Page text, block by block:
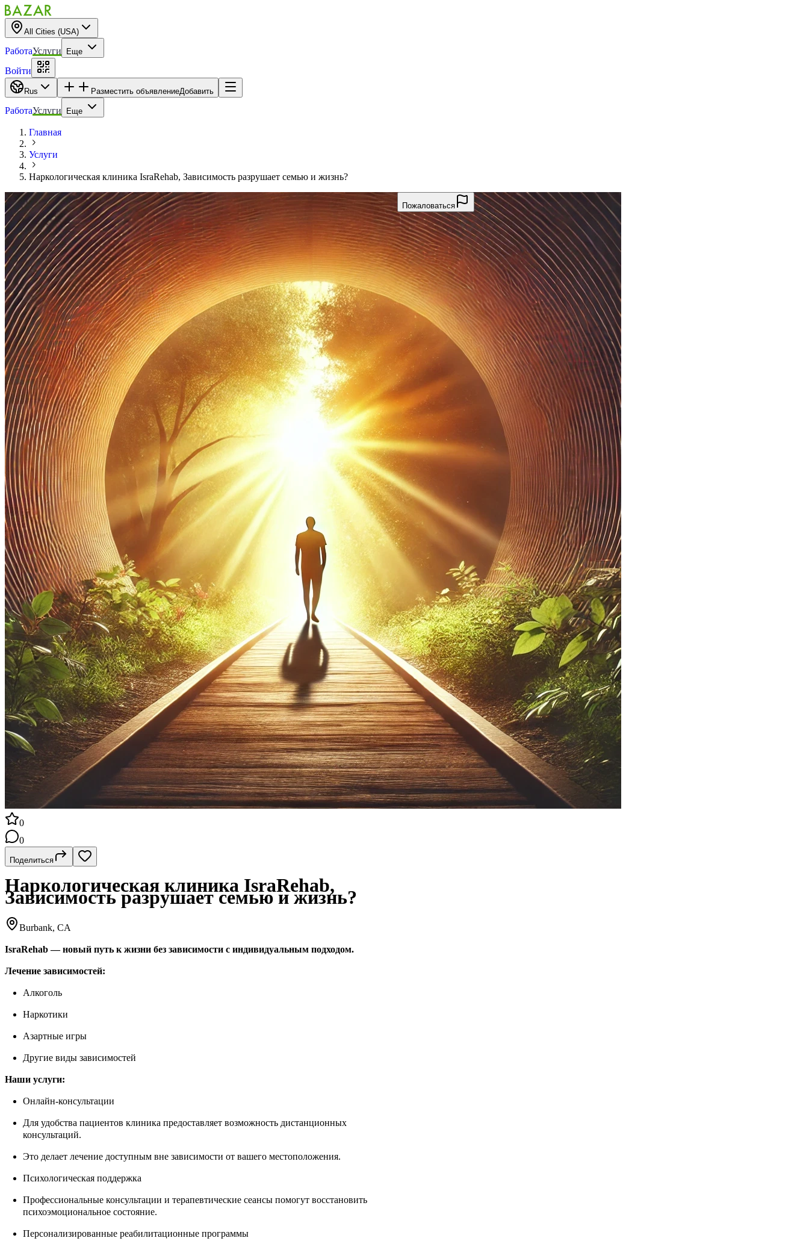
All Cities (USA)
РаботаУслуги Еще
Войти
Rus Разместить объявлениеДобавить
РаботаУслуги Еще
Главная
Услуги
Наркологическая клиника IsraRehab, Зависимость разрушает семью и жизнь?
0
0
Поделиться
Наркологическая клиника IsraRehab,
Зависимость разрушает семью и жизнь?
Burbank, CA
IsraRehab — новый путь к жизни без зависимости с индивидуальным подходом.
Лечение зависимостей:
Алкоголь
Наркотики
Азартные игры
Другие виды зависимостей
Наши услуги:
Онлайн-консультации
Для удобства пациентов клиника предоставляет возможность дистанционных
консультаций.
Это делает лечение доступным вне зависимости от вашего местоположения.
Психологическая поддержка
Профессиональные консультации и терапевтические сеансы помогут восстановить
психоэмоциональное состояние.
Персонализированные реабилитационные программы
Пожаловаться